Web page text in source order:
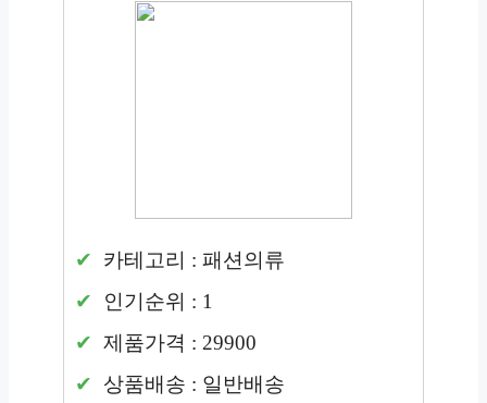
카테고리 : 패션의류
인기순위 : 1
제품가격 : 29900
상품배송 : 일반배송